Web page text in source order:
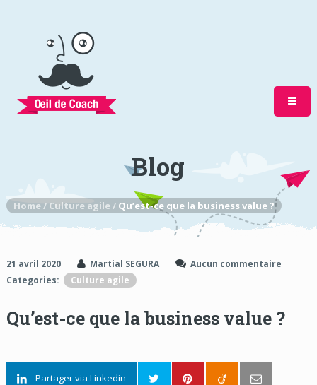
Blog
Home / Culture agile / Qu’est-ce que la business value ?
21 avril 2020 Martial SEGURA
Aucun commentaire
Categories:
Culture agile
Qu’est-ce que la business value ?
Partager via Linkedin